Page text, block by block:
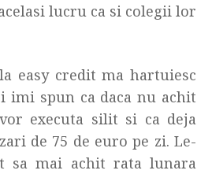
lucru ca si colegii lor
easy credit ma hartuiesc
imi spun ca daca nu achit
executa silit si ca deja
de 75 de euro pe zi. Le-
sa mai achit rata lunara